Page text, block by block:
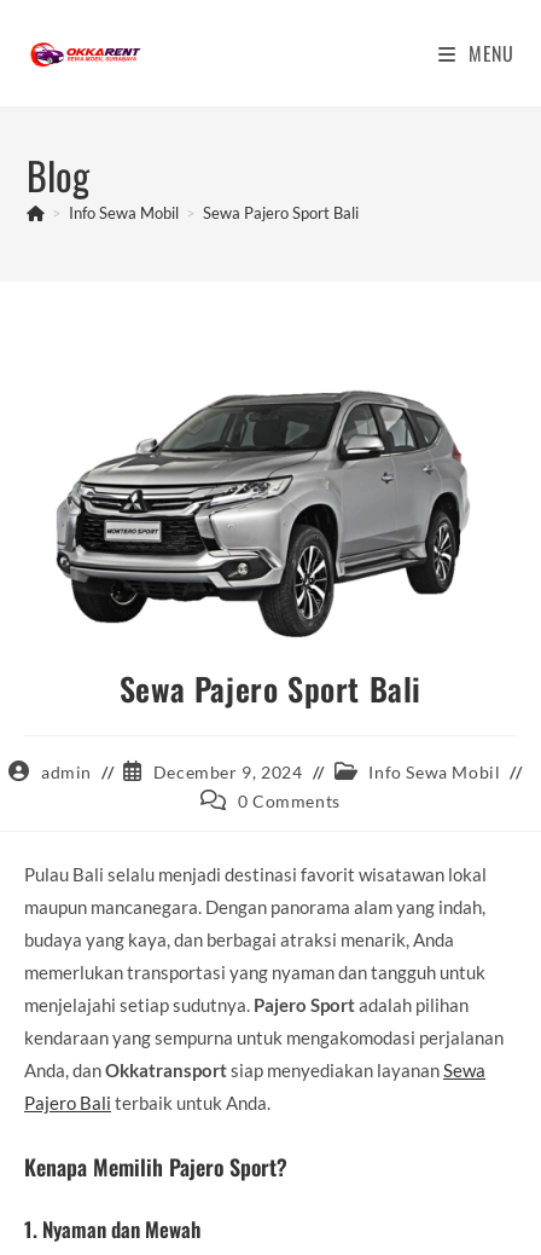
content
MENU
Blog
> Info Sewa Mobil > Sewa Pajero Sport Bali
Sewa Pajero Sport Bali
Postadmin
Post
published:
December 9, 2024
PostInfo Sewa Mobil
Post 0 Comments
Pulau Bali selalu menjadi destinasi favorit wisatawan lokal
maupun mancanegara. Dengan panorama alam yang indah,
budaya yang kaya, dan berbagai atraksi menarik, Anda
memerlukan transportasi yang nyaman dan tangguh untuk
menjelajahi setiap sudutnya. Pajero Sportadalah pilihan
kendaraan yang sempurna untuk mengakomodasi perjalanan
Anda, danOkkatransportsiap menyediakan layananSewa
Pajero Bali terbaik untuk Anda.
Kenapa Memilih Pajero Sport?
1. Nyaman dan Mewah